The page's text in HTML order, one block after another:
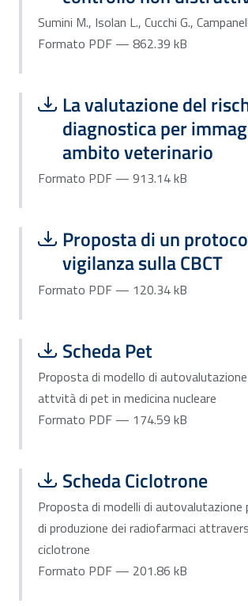
Sumini M., Isolan L., Cucchi G.,
Formato PDF — 862.39 kB
Scarica file:
La valutazione del
diagnostica per
ambito veterinario
Formato PDF —
Formato PDF — 913.14 kB
Scarica file:
Proposta di un
vigilanza sulla CBCT
Formato PDF —
Formato PDF — 120.34 kB
Scarica file:
Scheda Pet
Formato PDF —
Proposta di modello di
attvità di pet in medicina nucleare
Formato PDF — 174.59 kB
Scarica file:
Scheda Ciclotrone
Formato PDF —
Proposta di modelli di
di produzione dei radiofarmaci
ciclotrone
Formato PDF — 201.86 kB